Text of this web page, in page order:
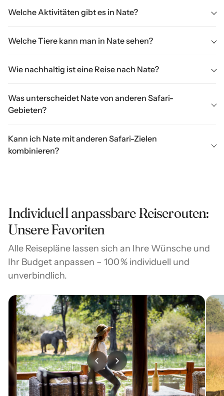
Welche Aktivitäten gibt es in Nate?
Vogelbeobachtung.
Welche Tiere kann man in Nate sehen?
zahlreiche Vogelarten.
Wie nachhaltig ist eine Reise nach Nate?
Konzepten, darunter solarbetriebene
Energieversorgung und kontrollierter Wasserverbrauch.
empfindliche Natur.
Was unterscheidet Nate von anderen Safari-
Gebieten?
ziehen große Herden von Zebras, Gnus und
Springböcken durch die grasbewachsenen Pfannen.
Kann ich Nate mit anderen Safari-Zielen
kombinieren?
Individuell anpassbare Reiserouten:
Unsere Favoriten
Alle Reisepläne lassen sich an Ihre Wünsche und
Ihr Budget anpassen – 100 % individuell und
unverbindlich.